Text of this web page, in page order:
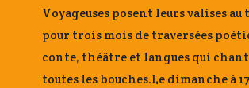
Voyageuses posent leurs valises
pour trois mois de traversées
conte, théâtre et langues qui
toutes les bouches.Le dimanche à